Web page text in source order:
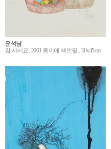
윤석남
감 사세요, 2001 종이에 색연필 , 30x45cm